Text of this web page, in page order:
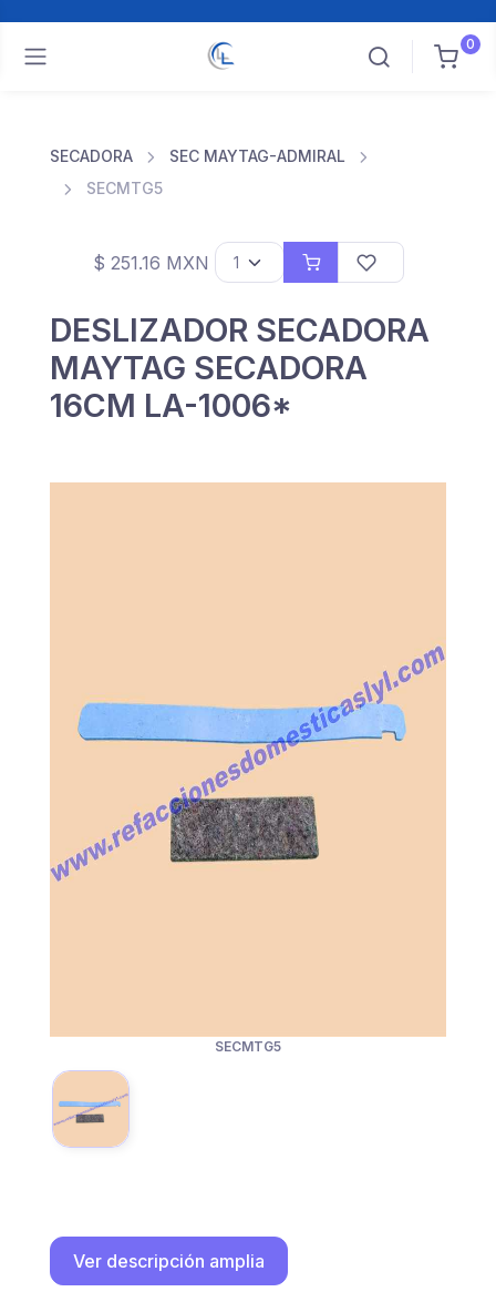
0
SECADORA
SEC MAYTAG-ADMIRAL
SECMTG5
$ 251.16 MXN
DESLIZADOR SECADORA
MAYTAG SECADORA
16CM LA-1006*
SECMTG5
Ver descripción amplia